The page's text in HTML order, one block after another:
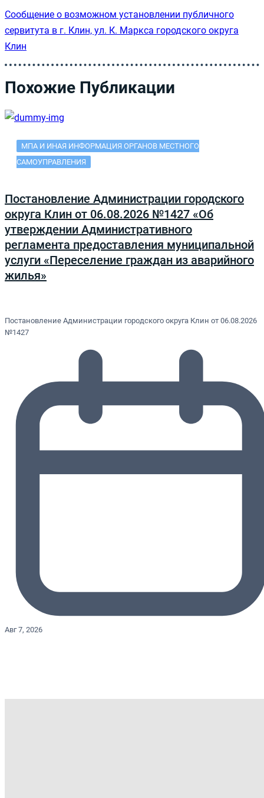
Сообщение о возможном установлении публичного
сервитута в г. Клин, ул. К. Маркса городского округа
Клин
Похожие Публикации
МПА И ИНАЯ ИНФОРМАЦИЯ ОРГАНОВ МЕСТНОГО
САМОУПРАВЛЕНИЯ
Постановление Администрации городского
округа Клин от 06.08.2026 №1427 «Об
утверждении Административного
регламента предоставления муниципальной
услуги «Переселение граждан из аварийного
жилья»
Постановление Администрации городского округа Клин от 06.08.2026
№1427
Авг 7, 2026